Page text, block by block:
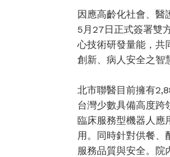
因應高齡化社會、醫
5月27日正式簽署雙
心技術研發量能，共
創新、病人安全之智
北市聯醫目前擁有
台灣少數具備高度跨
臨床服務型機器人應
用。同時針對供餐、
服務品質與安全。院